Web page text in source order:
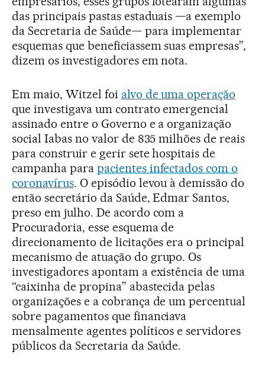
das principais pastas estaduais —a exemplo
da Secretaria de Saúde— para implementar
esquemas que beneficiassem suas empresas”,
dizem os investigadores em nota.
Em maio, Witzel foi alvo de uma operação
que investigava um contrato emergencial
assinado entre o Governo e a organização
social Iabas no valor de 835 milhões de reais
para construir e gerir sete hospitais de
campanha para pacientes infectados com o
coronavírus. O episódio levou à demissão do
então secretário da Saúde, Edmar Santos,
preso em julho. De acordo com a
Procuradoria, esse esquema de
direcionamento de licitações era o principal
mecanismo de atuação do grupo. Os
investigadores apontam a existência de uma
“caixinha de propina” abastecida pelas
organizações e a cobrança de um percentual
sobre pagamentos que financiava
mensalmente agentes políticos e servidores
públicos da Secretaria da Saúde.